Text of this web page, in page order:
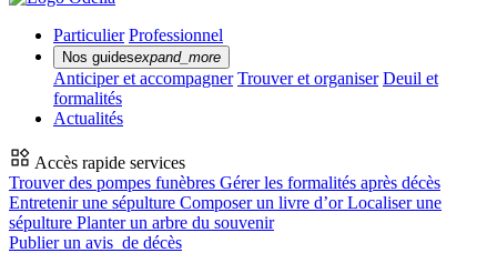
Particulier Professionnel
Nos guidesexpand_more
Anticiper et accompagner Trouver et organiser Deuil et
formalités
Actualités
Accès rapide services
Trouver des pompes funèbres Gérer les formalités après décès
Entretenir une sépulture Composer un livre d’orLocaliser une
sépulture Planter un arbre du souvenir
Publier un avis de décès